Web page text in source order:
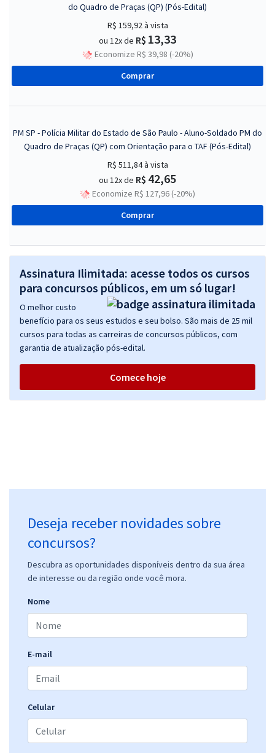
do Quadro de Praças (QP) (Pós-Edital)
R$ 159,92 à vista
ou 12x de R$ 13,33
Economize R$ 39,98 (-20%)
Comprar
PM SP - Polícia Militar do Estado de São Paulo - Aluno-Soldado PM do
Quadro de Praças (QP) com Orientação para o TAF (Pós-Edital)
R$ 511,84à vista
ou 12x de R$ 42,65
Economize R$ 127,96 (-20%)
Comprar
Assinatura Ilimitada: acesse todos os cursos
para concursos públicos, em um só lugar!
O melhor custo
benefício para os seus estudos e seu bolso. São mais de 25 mil
cursos para todas as carreiras de concursos públicos, com
garantia de atualização pós-edital.
Comece hoje
Deseja receber novidades sobre
concursos?
Descubra as oportunidades disponíveis dentro da sua área
de interesse ou da região onde você mora.
Nome
E-mail
Celular